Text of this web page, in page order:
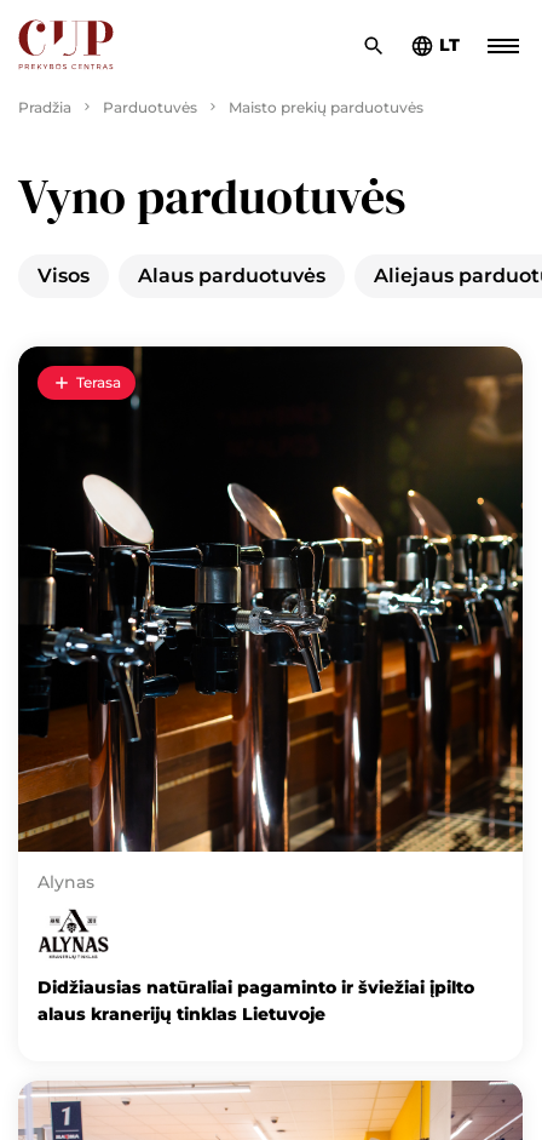
LT
Pradžia Parduotuvės Maisto prekių parduotuvės
Vyno parduotuvės
Visos Alaus parduotuvės Aliejaus
Alynas
Didžiausias natūraliai pagaminto ir šviežiai įpilto
alaus kranerijų tinklas Lietuvoje
Terasa